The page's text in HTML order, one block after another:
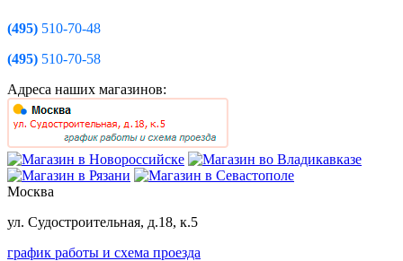
(495) 510-70-48
(495) 510-70-58
Адреса наших магазинов:
Москва
ул. Судостроительная, д.18, к.5
график работы и схема проезда